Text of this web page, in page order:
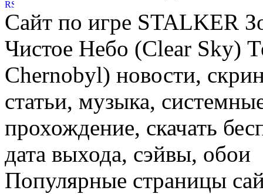
Сайт по игре STALKER
Чистое Небо (Clear Sky)
Chernobyl) новости,
статьи, музыка,
прохождение, скачать
дата выхода, сэйвы, обои
Популярные страницы